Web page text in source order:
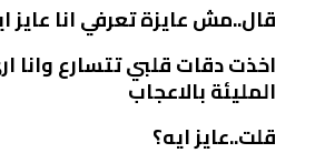
قال..مش عايزة تعرفي انا عايز
اخذت دقات قلبي تتسارع وانا
المليئة بالاعجاب
قلت..عايز ايه؟